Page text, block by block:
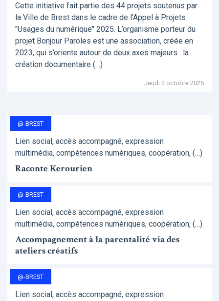
Cette initiative fait partie des 44 projets soutenus par
la Ville de Brest dans le cadre de l’Appel à Projets
"Usages du numérique" 2025. L’organisme porteur du
projet Bonjour Paroles est une association, créée en
2023, qui s’oriente autour de deux axes majeurs : la
création documentaire (…)
Jeudi 2 octobre 2025
@-BREST
Lien social, accès accompagné, expression
multimédia, compétences numériques, coopération, (…)
Raconte Kerourien
@-BREST
Lien social, accès accompagné, expression
multimédia, compétences numériques, coopération, (…)
Accompagnement à la parentalité via des
ateliers créatifs
@-BREST
Lien social, accès accompagné, expression